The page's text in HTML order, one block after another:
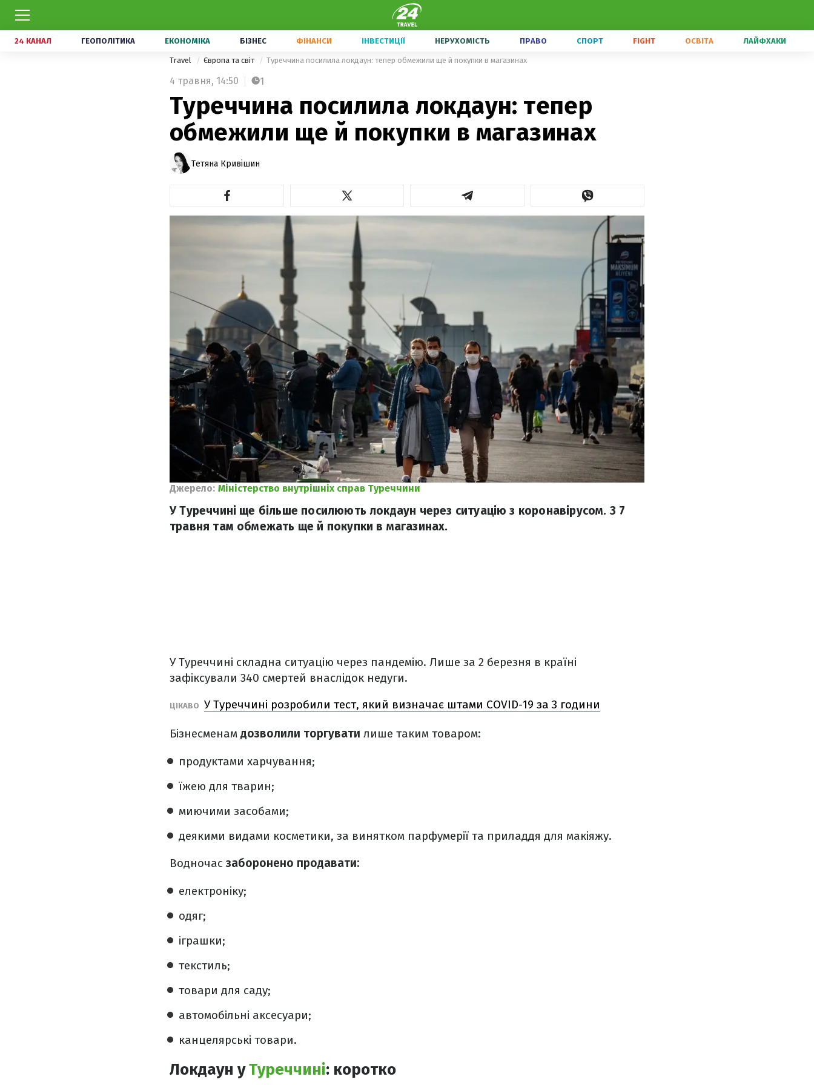
24 КАНАЛ ГЕОПОЛІТИКА ЕКОНОМІКА БІЗНЕС ФІНАНСИ ІНВЕСТИЦІЇ НЕРУХОМІСТЬ ПРАВО СПОРТ FIGHT ОСВІТА ЛАЙФХАКИ
Travel Європа та світ Туреччина посилила локдаун: тепер обмежили ще й покупки в магазинах
4 травня, 14:50 1
Туреччина посилила локдаун: тепер
обмежили ще й покупки в магазинах
Тетяна Кривішин
Джерело: Міністерство внутрішніх справ Туреччини
У Туреччині ще більше посилюють локдаун через ситуацію з коронавірусом. З 7
травня там обмежать ще й покупки в магазинах.
У Туреччині складна ситуацію через пандемію. Лише за 2 березня в країні
зафіксували 340 смертей внаслідок недуги.
ЦІКАВО У Туреччині розробили тест, який визначає штами COVID-19 за 3 години
Бізнесменам дозволили торгувати лише таким товаром:
продуктами харчування;
їжею для тварин;
миючими засобами;
деякими видами косметики, за винятком парфумерії та приладдя для макіяжу.
Водночасзаборонено продавати:
електроніку;
одяг;
іграшки;
текстиль;
товари для саду;
автомобільні аксесуари;
канцелярські товари.
Локдаун уТуреччині: коротко